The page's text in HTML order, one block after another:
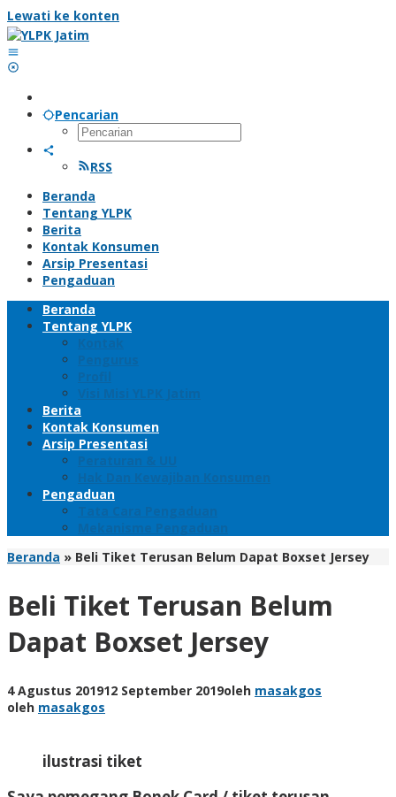
Lewati ke konten
Pencarian
RSS
Beranda
Tentang YLPK
Berita
Kontak Konsumen
Arsip Presentasi
Pengaduan
Beranda
Tentang YLPK
Kontak
Pengurus
Profil
Visi Misi YLPK Jatim
Berita
Kontak Konsumen
Arsip Presentasi
Peraturan & UU
Hak Dan Kewajiban Konsumen
Pengaduan
Tata Cara Pengaduan
Mekanisme Pengaduan
Beranda » Beli Tiket Terusan Belum Dapat Boxset Jersey
Beli Tiket Terusan Belum
Dapat Boxset Jersey
4 Agustus 201912 September 2019oleh masakgos
oleh masakgos
ilustrasi tiket